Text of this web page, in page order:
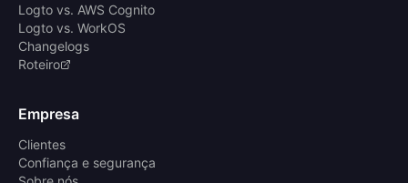
Logto vs. AWS Cognito
Logto vs. WorkOS
Changelogs
Roteiro
Empresa
Clientes
Confiança e segurança